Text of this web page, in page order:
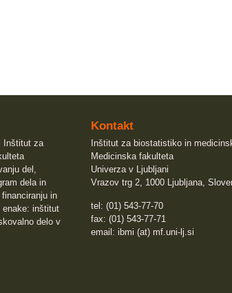
Inštitut za
del,
dela in
in
enake: inštitut
delo v
Kontakt
Inštitut za biostatistiko in
Medicinska fakulteta
Univerza v Ljubljani
Vrazov trg 2, 1000 Ljubljana,
tel: (01) 543-77-70
fax: (01) 543-77-71
email: ibmi (at) mf.uni-lj.si